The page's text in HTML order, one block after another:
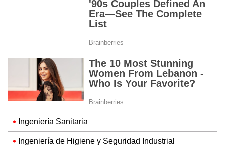
Ingeniería Sanitaria
Ingeniería de Higiene y Seguridad Industrial